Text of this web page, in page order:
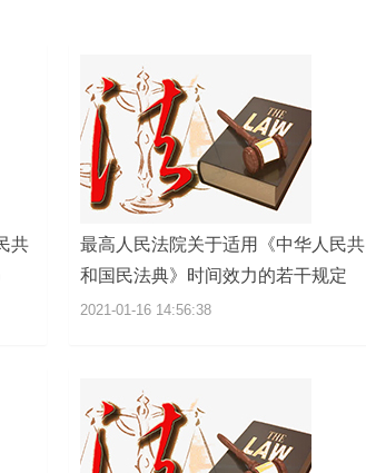
共
最高人民法院关于适用《中华人民共
和国民法典》时间效力的若干规定
2021-01-16 14:56:38